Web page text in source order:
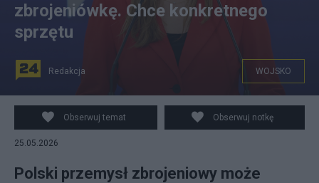
Fot. Tomasz Jastrzebowski/REPORTER N/z: Magdalena
Sobkowiak-Czarnecka
zbrojeniówkę. Chce konkretnego
sprzętu
Redakcja WOJSKO
Obserwuj temat Obserwuj notkę
25.05.2026
Polski przemysł zbrojeniowy może